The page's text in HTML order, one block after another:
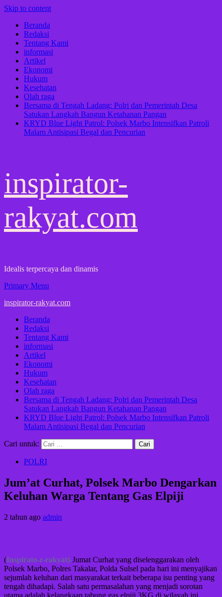
Skip to content
Beranda
Redaksi
Tentang Kami
informasi
Artikel
Ekonomi
Hukum
Kesehatan
Olah raga
Bersama di Tengah Ladang: Polri dan Pemerintah Desa
Satukan Langkah Bangun Ketahanan Pangan
KRYD Blue Light Patrol: Polsek Marbo Intensifkan Patroli
Malam Antisipasi Begal dan Pencurian
inspirator-
rakyat.com
Idealis terpercaya dan dinamis
Primary Menu
inspirator-rakyat.com
Beranda
Redaksi
Tentang Kami
informasi
Artikel
Ekonomi
Hukum
Kesehatan
Olah raga
Bersama di Tengah Ladang: Polri dan Pemerintah Desa
Satukan Langkah Bangun Ketahanan Pangan
KRYD Blue Light Patrol: Polsek Marbo Intensifkan Patroli
Malam Antisipasi Begal dan Pencurian
Cari untuk:
POLRI
Jum’at Curhat, Polsek Marbo Dengarkan
Keluhan Warga Tentang Gas Elpiji
2 tahun ago admin
(Inspirato-r-rakyat)-Jumat Curhat yang diselenggarakan oleh
Polsek Marbo, Polres Takalar, Polda Sulsel pada hari ini menyajikan
sejumlah keluhan dari masyarakat terkait beberapa isu penting yang
tengah dihadapi. Salah satu permasalahan yang menjadi sorotan
utama adalah kelangkaan tabung gas elpiji 3KG di wilayah ini.